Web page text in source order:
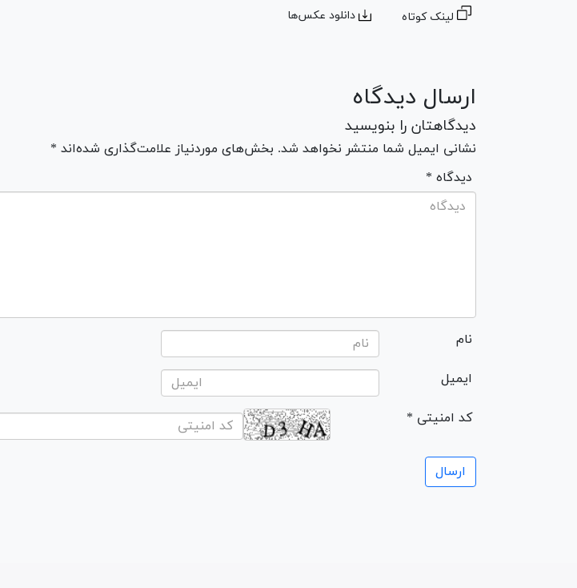
لینک کوتاه دانلود عکس‌ها
ارسال دیدگاه
دیدگاهتان را بنویسید
نشانی ایمیل شما منتشر نخواهد شد. بخش‌های موردنیاز علامت‌گذاری شده‌اند *
* دیدگاه
نام
ایمیل
* کد امنیتی